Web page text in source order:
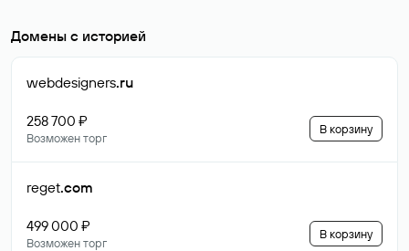
Домены с историей
webdesigners.ru
258 700 ₽
Возможен торг
В корзину
reget.com
499 000 ₽
Возможен торг
В корзину